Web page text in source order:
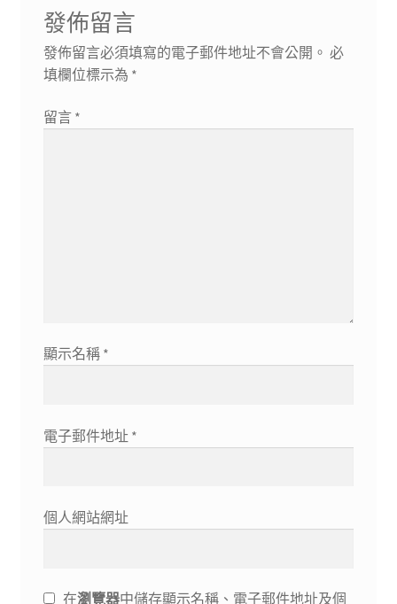
發佈留言
發佈留言必須填寫的電子郵件地址不會公開。 必
填欄位標示為 *
留言 *
顯示名稱 *
電子郵件地址 *
個人網站網址
在瀏覽器中儲存顯示名稱、電子郵件地址及個